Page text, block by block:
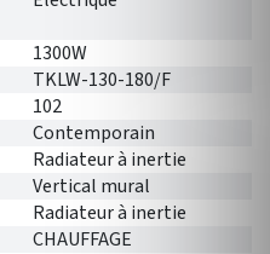
1300W
TKLW-130-180/F
102
Contemporain
Radiateur à inertie
Vertical mural
Radiateur à inertie
CHAUFFAGE